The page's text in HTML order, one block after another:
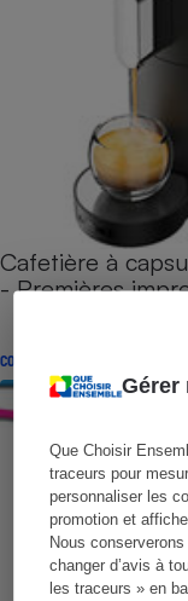
Gérer
Que Choisir
traceurs pour
personnaliser les
promotion et
Nous
changer d’avis à
les traceurs » en
Cafetière à
- Premières
CONSEILS